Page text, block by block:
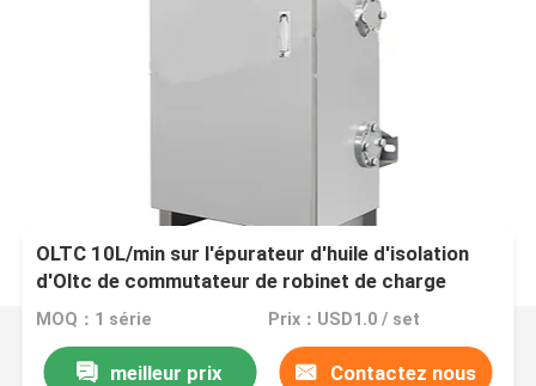
OLTC 10L/min sur l'épurateur d'huile d'isolation
d'Oltc de commutateur de robinet de charge
MOQ：1 série Prix：USD1.0 / set
meilleur prix Contactez nous